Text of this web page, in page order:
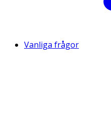
Vanliga frågor